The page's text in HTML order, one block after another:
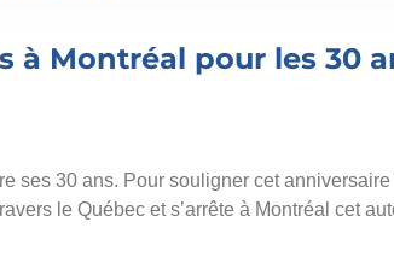
à Montréal pour les 30
ses 30 ans. Pour souligner cet
le Québec et s’arrête à Montréal cet